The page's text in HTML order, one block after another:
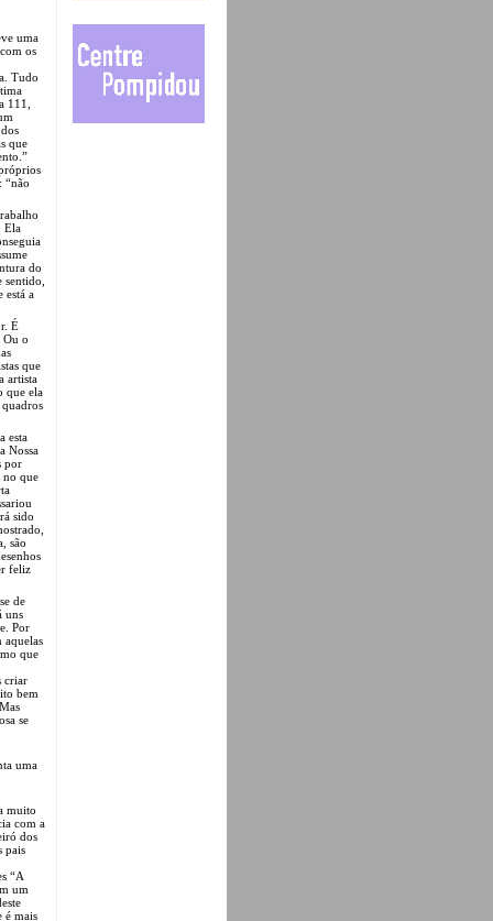
uma
os
Tudo
111,
que
“não
Ela
do
está a
É
Ou o
que
artista
que ela
esta
Nossa
por
no que
sido
são
feliz
de
uns
Por
aquelas
que
criar
bem
se
uma
muito
com a
dos
pais
“A
um
é mais